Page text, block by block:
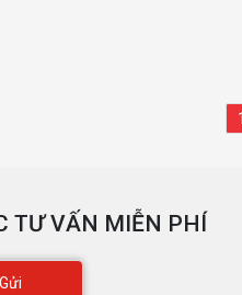
1
TƯ VẤN MIỄN PHÍ
Gửi